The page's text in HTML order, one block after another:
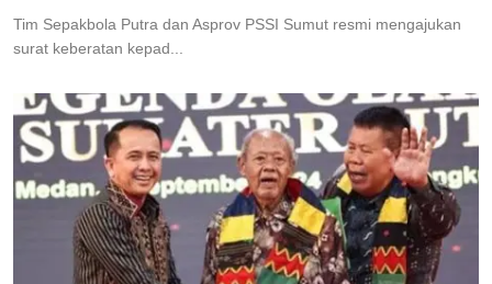
Tim Sepakbola Putra dan Asprov PSSI Sumut resmi mengajukan
surat keberatan kepad...